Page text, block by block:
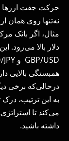
حرکت جفت ارزها
نه‌تنها روی همان
مثال، اگر بانک
همبستگی بالایی
درحالی‌که برخی
به این ترتیب، درک
می‌کند تا
داشته باشید.